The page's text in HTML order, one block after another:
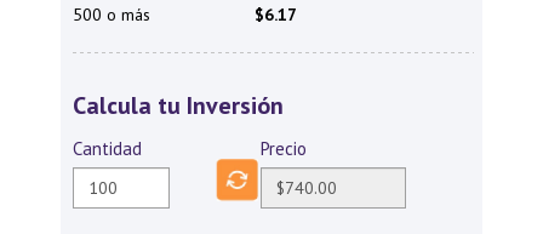
500 o más
$6.17
Calcula tu Inversión
Cantidad Precio